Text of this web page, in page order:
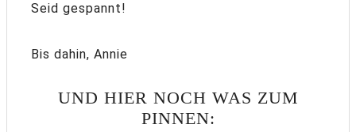
Seid gespannt!
Bis dahin, Annie
UND HIER NOCH WAS ZUM
PINNEN: